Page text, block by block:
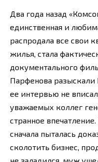
Два года назад
единственная и
распродала все свои
жилья, стала
документального
Парфенова
ее интервью не
уважаемых коллег
странное
сначала пыталась
сколотить бизнес,